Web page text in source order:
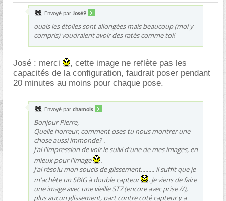
Envoyé par José9
ouais les étoiles sont allongées mais beaucoup (moi y
compris) voudraient avoir des ratés comme toi!
José : merci
, cette image ne reflète pas les
capacités de la configuration, faudrait poser pendant
20 minutes au moins pour chaque pose.
Envoyé par chamois
Bonjour Pierre,
Quelle horreur, comment oses-tu nous montrer une
chose aussi immonde? .
J'ai l'impression de voir le suivi d'une de mes images, en
mieux pour l'image
.
J'ai résolu mon soucis de glissement......... il suffit que je
m'achète un SBIG à double capteur
. Je viens de faire
une image avec une vieille ST7 (encore avec prise //),
plus aucun glissement, part contre coté capteur y a